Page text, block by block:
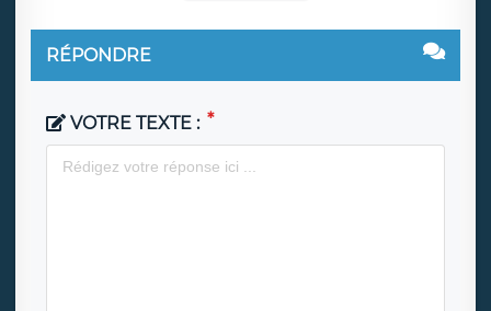
RÉPONDRE
VOTRE TEXTE :